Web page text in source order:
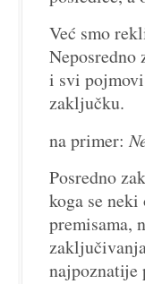
Već smo
Neposredno
i svi
zaključku.
na primer:
Posredno
koga se
premisama,
najpoznatije